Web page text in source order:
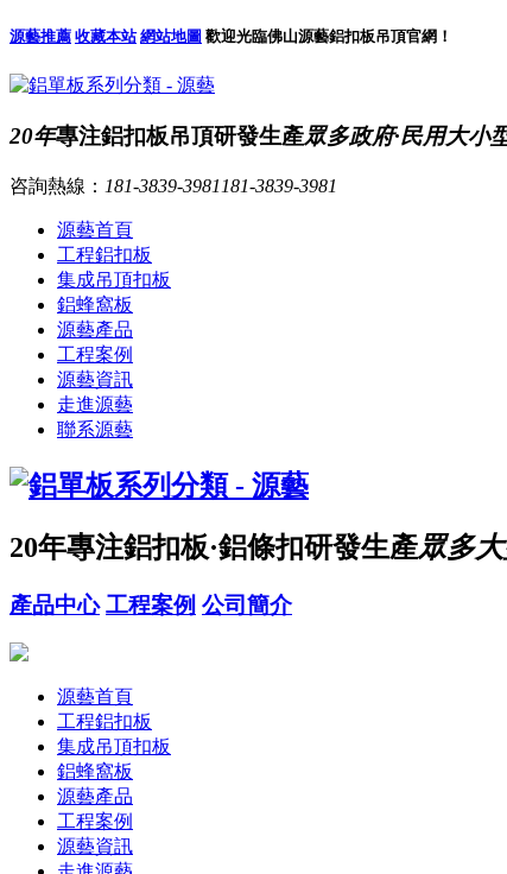
源藝推薦 收藏本站 網站地圖 歡迎光臨佛山源藝鋁扣板吊頂官網！
20年專注鋁扣板吊頂研發生產眾多政府·民用大小
咨詢熱線： 181-3839-3981 181-3839-3981
源藝首頁
工程鋁扣板
集成吊頂扣板
鋁蜂窩板
源藝產品
工程案例
源藝資訊
走進源藝
聯系源藝
20年專注鋁扣板·鋁條扣研發生產眾多
產品中心 工程案例 公司簡介
源藝首頁
工程鋁扣板
集成吊頂扣板
鋁蜂窩板
源藝產品
工程案例
源藝資訊